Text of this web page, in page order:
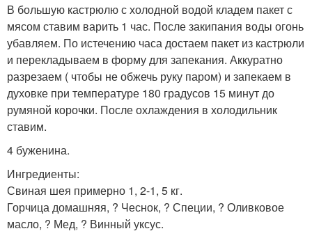
В большую кастрюлю с холодной водой кладем пакет с
мясом ставим варить 1 час. После закипания воды огонь
убавляем. По истечению часа достаем пакет из кастрюли
и перекладываем в форму для запекания. Аккуратно
разрезаем ( чтобы не обжечь руку паром) и запекаем в
духовке при температуре 180 градусов 15 минут до
румяной корочки. После охлаждения в холодильник
ставим.
4 буженина.
Ингредиенты:
Свиная шея примерно 1, 2-1, 5 кг.
Горчица домашняя, ? Чеснок, ? Специи, ? Оливковое
масло, ? Мед, ? Винный уксус.